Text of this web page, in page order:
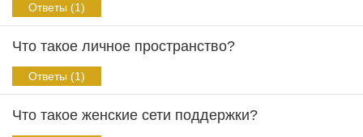
Ответы (1)
Что такое личное пространство?
Ответы (1)
Что такое женские сети поддержки?